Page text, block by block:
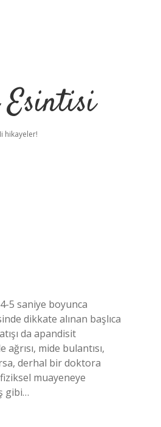
hikayeler!
5 saniye boyunca
dikkate alınan başlıca
da apandisit
mide bulantısı,
derhal bir doktora
muayeneye
gibi…